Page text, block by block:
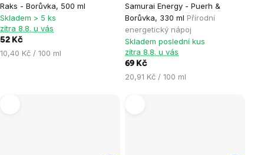
Raks - Borůvka, 500 ml
Skladem > 5 ks
zítra 8.8. u vás
52 Kč
Měrná
10,40 Kč / 100 ml
Samurai Energy - Puerh &
Borůvka, 330 ml Přírodní
energetický nápoj
Skladem poslední kus
zítra 8.8. u vás
69 Kč
Měrná
20,91 Kč / 100 ml